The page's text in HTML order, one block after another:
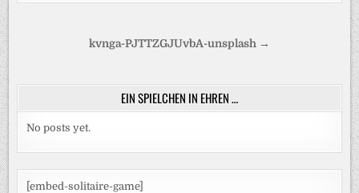
Beitragsnavigation
kvnga-PJTTZGJUvbA-unsplash →
EIN SPIELCHEN IN EHREN …
No posts yet.
[embed-solitaire-game]